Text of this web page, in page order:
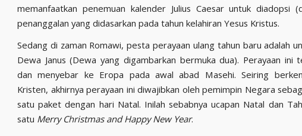
memanfaatkan penemuan kalender Julius Caesar untuk diadopsi
penanggalan yang didasarkan pada tahun kelahiran Yesus Kristus.
Sedang di zaman Romawi, pesta perayaan ulang tahun baru adalah
Dewa Janus (Dewa yang digambarkan bermuka dua). Perayaan ini
dan menyebar ke Eropa pada awal abad Masehi. Seiring
Kristen, akhirnya perayaan ini diwajibkan oleh pemimpin Negara
satu paket dengan hari Natal. Inilah sebabnya ucapan Natal dan
satu MerryChristmasand Happy New Year.